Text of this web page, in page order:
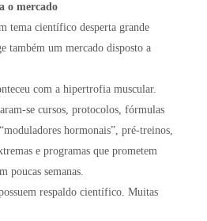
o mercado
tema científico desperta grande
também um mercado disposto a
com a hipertrofia muscular.
se cursos, protocolos, fórmulas
hormonais”, pré-treinos,
e programas que prometem
poucas semanas.
respaldo científico. Muitas